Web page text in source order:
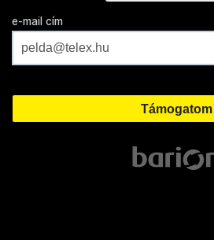
e-mail cím